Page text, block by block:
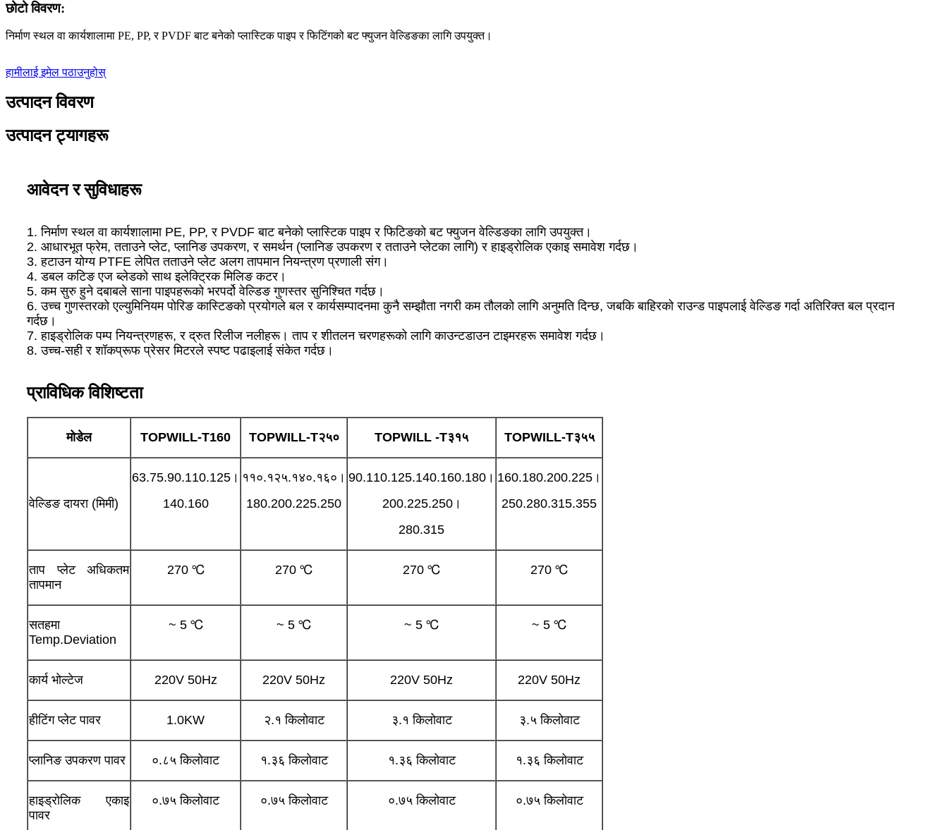
छोटो विवरण:
निर्माण स्थल वा कार्यशालामा PE, PP, र PVDF बाट बनेको प्लास्टिक पाइप र फिटिंगको बट फ्युजन वेल्डिङका लागि उपयुक्त।
हामीलाई इमेल पठाउनुहोस्
उत्पादन विवरण
उत्पादन ट्यागहरू
आवेदन र सुविधाहरू
1. निर्माण स्थल वा कार्यशालामा PE, PP, र PVDF बाट बनेको प्लास्टिक पाइप र फिटिङको बट फ्युजन वेल्डिङका लागि उपयुक्त।
2. आधारभूत फ्रेम, तताउने प्लेट, प्लानिङ उपकरण, र समर्थन (प्लानिङ उपकरण र तताउने प्लेटका लागि) र हाइड्रोलिक एकाइ समावेश गर्दछ।
3. हटाउन योग्य PTFE लेपित तताउने प्लेट अलग तापमान नियन्त्रण प्रणाली संग।
4. डबल कटिङ एज ब्लेडको साथ इलेक्ट्रिक मिलिङ कटर।
5. कम सुरु हुने दबाबले साना पाइपहरूको भरपर्दो वेल्डिङ गुणस्तर सुनिश्चित गर्दछ।
6. उच्च गुणस्तरको एल्युमिनियम पोरिङ कास्टिङको प्रयोगले बल र कार्यसम्पादनमा कुनै सम्झौता नगरी कम तौलको लागि अनुमति दिन्छ, जबकि बाहिरको राउन्ड पाइपलाई वेल्डिङ गर्दा अतिरिक्त बल प्रदान
गर्दछ।
7. हाइड्रोलिक पम्प नियन्त्रणहरू, र द्रुत रिलीज नलीहरू। ताप र शीतलन चरणहरूको लागि काउन्टडाउन टाइमरहरू समावेश गर्दछ।
8. उच्च-सही र शॉकप्रूफ प्रेसर मिटरले स्पष्ट पढाइलाई संकेत गर्दछ।
प्राविधिक विशिष्टता
मोडेल TOPWILL-T160 TOPWILL-T२५० TOPWILL -T३१५ TOPWILL-T३५५
वेल्डिङ दायरा (मिमी)
63.75.90.110.125।
140.160
११०.१२५.१४०.१६०।
180.200.225.250
90.110.125.140.160.180।
200.225.250।
280.315
160.180.200.225।
250.280.315.355
ताप प्लेट अधिकतम
तापमान
270 ℃ 270 ℃ 270 ℃ 270 ℃
सतहमा
Temp.Deviation
~ 5 ℃ ~ 5 ℃ ~ 5 ℃ ~ 5 ℃
कार्य भोल्टेज 220V 50Hz 220V 50Hz 220V 50Hz 220V 50Hz
हीटिंग प्लेट पावर 1.0KW २.१ किलोवाट ३.१ किलोवाट ३.५ किलोवाट
प्लानिङ उपकरण पावर ०.८५ किलोवाट १.३६ किलोवाट १.३६ किलोवाट १.३६ किलोवाट
हाइड्रोलिक एकाइ
पावर
०.७५ किलोवाट ०.७५ किलोवाट ०.७५ किलोवाट ०.७५ किलोवाट